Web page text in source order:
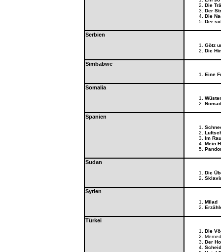
Die
Der
Die
Der
Serbien
Götz
Die
Simbabwe
Eine
Somalia
Spanien
Im
Mein
Sudan
Die
Syrien
Milad
Türkei
Die
Der